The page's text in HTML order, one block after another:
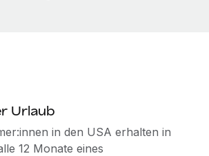
Urlaub
in den USA erhalten in
12 Monate eines